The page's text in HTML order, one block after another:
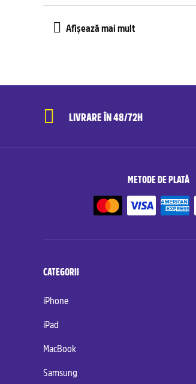
LIVRARE ÎN 48/72H
METODE DE PLATĂ
CATEGORII
iPhone
iPad
MacBook
Samsung